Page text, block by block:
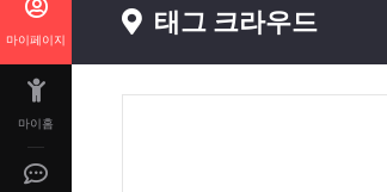
태그 크라우드
마이페이지
마이홈